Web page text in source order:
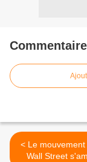
< Le mouvement des anti-
Wall Street